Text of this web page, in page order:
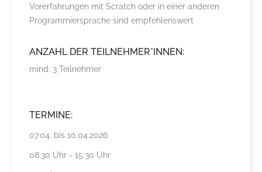
Vorerfahrungen mit Scratch oder in einer anderen
Programmiersprache sind empfehlenswert
ANZAHL DER TEILNEHMER*INNEN:
mind. 3 Teilnehmer
TERMINE:
07.04. bis 10.04.2026
08:30 Uhr - 15:30 Uhr